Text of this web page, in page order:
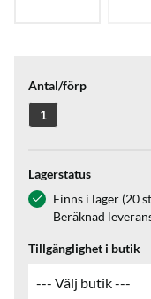
Antal/förp
1
Lagerstatus
Finns i lager (20
Beräknad
Tillgänglighet i butik